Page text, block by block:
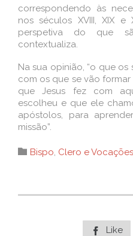
correspondendo às
nos séculos XVIII, XIX
perspetiva do que
contextualiza.
Na sua opinião, “o que os
com os que se vão
que Jesus fez com
escolheu e que ele
apóstolos, para
missão”.
 Category
Bispo, Clero e Vocações
 Like